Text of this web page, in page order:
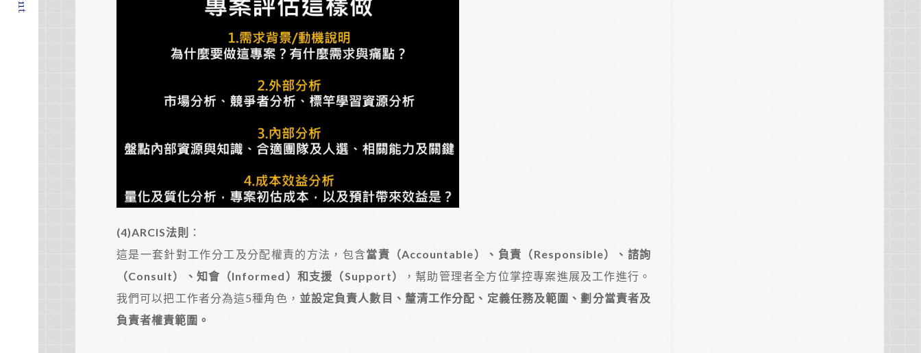
(4)ARCIS法則
：
這是一套針對工作分工及分配權責的方法，包含當責（Accountable）、負責（Responsible）、諮詢
（Consult）、知會（Informed）和支援（Support）
，幫助管理者全方位掌控專案進展及工作進行。
我們可以把工作者分為這5種角色， 並設定負責人數目、釐清工作分配、定義任務及範圍、劃分當責者及
負責者權責範圍。